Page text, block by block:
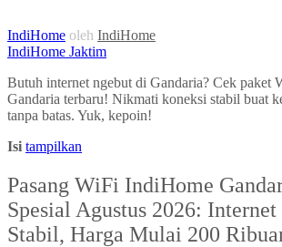
IndiHome oleh IndiHome
IndiHome Jaktim
Butuh internet ngebut di Gandaria? Cek paket
Gandaria terbaru! Nikmati koneksi stabil buat
tanpa batas. Yuk, kepoin!
Isi tampilkan
Pasang WiFi IndiHome
Spesial Agustus 2026:
Stabil, Harga Mulai 200